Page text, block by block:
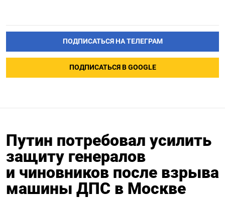
ПОДПИСАТЬСЯ НА ТЕЛЕГРАМ
ПОДПИСАТЬСЯ В GOOGLE
Путин потребовал усилить
защиту генералов
и чиновников после взрыва
машины ДПС в Москве